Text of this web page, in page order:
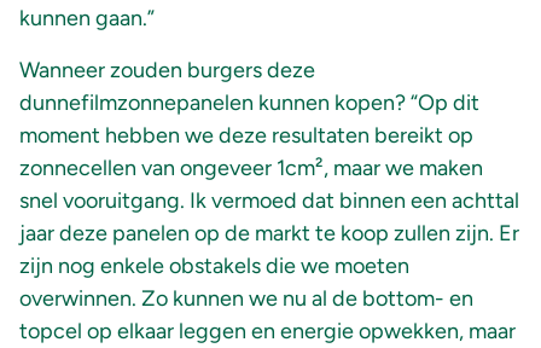
kunnen gaan.”
Wanneer zouden burgers deze
dunnefilmzonnepanelen kunnen kopen? “Op dit
moment hebben we deze resultaten bereikt op
zonnecellen van ongeveer 1cm², maar we maken
snel vooruitgang. Ik vermoed dat binnen een achttal
jaar deze panelen op de markt te koop zullen zijn. Er
zijn nog enkele obstakels die we moeten
overwinnen. Zo kunnen we nu al de bottom- en
topcel op elkaar leggen en energie opwekken, maar